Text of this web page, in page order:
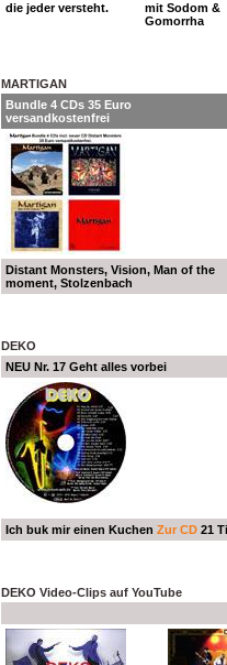
die jeder versteht.
mit Sodom &
Gomorrha
MARTIGAN
Bundle 4 CDs 35 Euro
versandkostenfrei
Distant Monsters, Vision, Man of the
moment, Stolzenbach
DEKO
NEU Nr. 17 Geht alles vorbei
Ich buk mir einen Kuchen Zur CD 21
DEKO Video-Clips auf YouTube